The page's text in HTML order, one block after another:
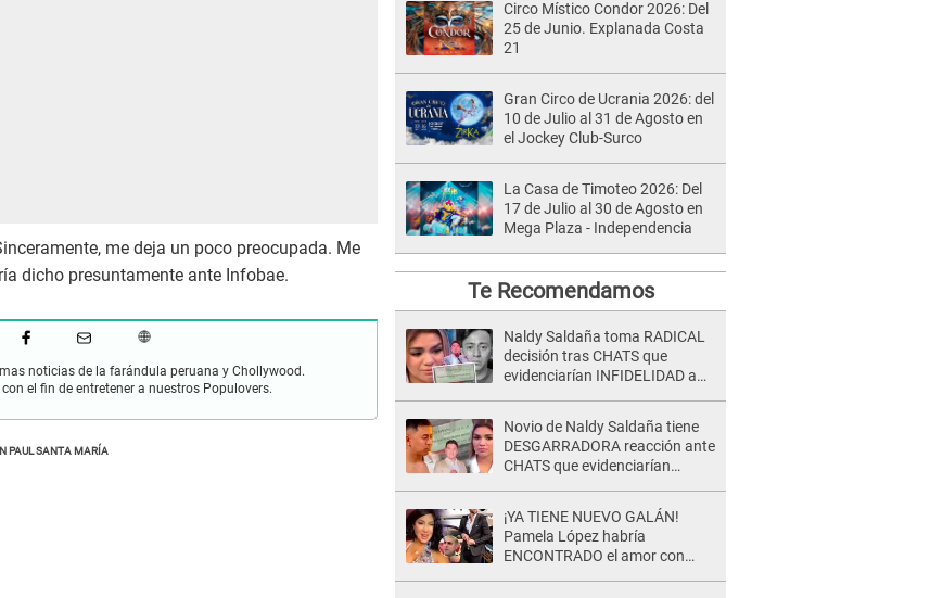
me deja un poco preocupada. Me
dicho presuntamente ante Infobae.
noticias de la farándula peruana y Chollywood.
el fin de entretener a nuestros Populovers.
PAUL SANTA MARÍA
Circo Místico Condor 2026: Del
25 de Junio. Explanada Costa
21
Gran Circo de Ucrania 2026: del
10 de Julio al 31 de Agosto en
el Jockey Club-Surco
La Casa de Timoteo 2026: Del
17 de Julio al 30 de Agosto en
Mega Plaza - Independencia
Te Recomendamos
Naldy Saldaña toma RADICAL
decisión tras CHATS que
evidenciarían INFIDELIDAD a
Novio de Naldy Saldaña tiene
DESGARRADORA reacción ante
CHATS que evidenciarían
'La Bella Luz': "Se puso..."
¡YA TIENE NUEVO GALÁN!
Pamela López habría
ENCONTRADO el amor con